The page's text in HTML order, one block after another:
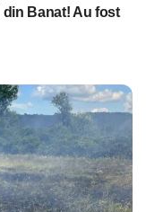
Banat! Au fost